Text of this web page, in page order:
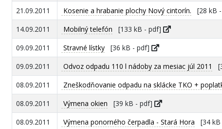
21.09.2011
Kosenie a hrabanie plochy Nový cintorín. [28 kB
14.09.2011
Mobilný telefón [133 kB - pdf]
09.09.2011
Stravné lístky [36 kB - pdf]
09.09.2011
Odvoz odpadu 110 l nádoby za mesiac júl 2011
08.09.2011
Zneškodňovanie odpadu na sklácke TKO +
08.09.2011
Výmena okien [39 kB - pdf]
08.09.2011
Výmena ponorného čerpadla - Stará Hora [34